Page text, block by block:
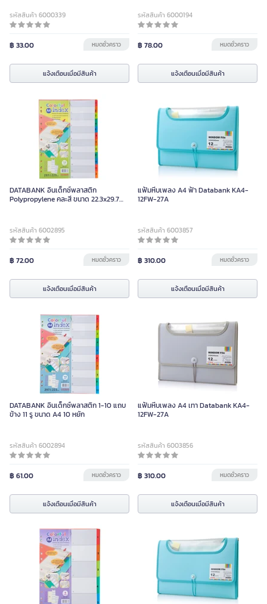
รหัสสินค้า 6000339
฿ 33.00 หมดชั่วคราว
แจ้งเตือนเมื่อมีสินค้า
รหัสสินค้า 6000194
฿ 78.00 หมดชั่วคราว
แจ้งเตือนเมื่อมีสินค้า
DATABANK อินเด็กซ์พลาสติก
Polypropylene คละสี ขนาด 22.3x29.7
รหัสสินค้า 6002895
฿ 72.00 หมดชั่วคราว
แจ้งเตือนเมื่อมีสินค้า
แฟ้มหีบเพลง A4 ฟ้า Databank KA4-
12FW-27A
รหัสสินค้า 6003857
฿ 310.00 หมดชั่วคราว
แจ้งเตือนเมื่อมีสินค้า
DATABANK อินเด็กซ์พลาสติก 1-10 แถบ
ข้าง 11 รู ขนาด A4 10 หยัก
รหัสสินค้า 6002894
฿ 61.00 หมดชั่วคราว
แจ้งเตือนเมื่อมีสินค้า
แฟ้มหีบเพลง A4 เทา Databank KA4-
12FW-27A
รหัสสินค้า 6003856
฿ 310.00 หมดชั่วคราว
แจ้งเตือนเมื่อมีสินค้า